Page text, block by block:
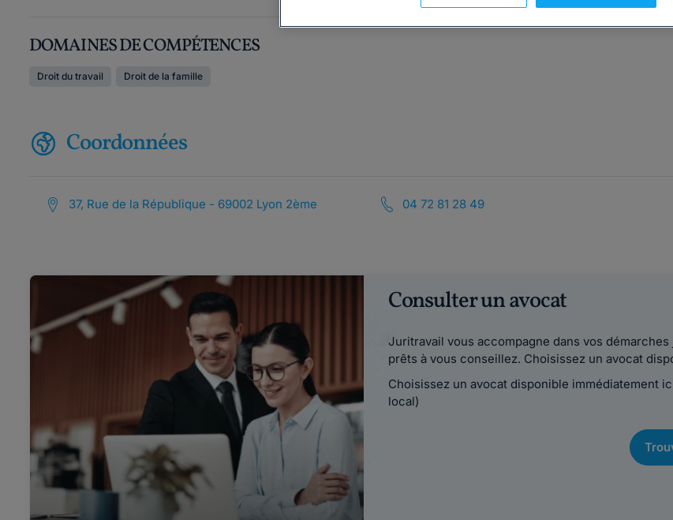
DOMAINES DE COMPÉTENCES
Droit du travail Droit de la famille
Coordonnées
37, Rue de la République - 69002 Lyon 2ème 04 72 81 28 49
Consulter un avocat
Juritravail vous accompagne dans vos
prêts à vous conseillez. Choisissez un avocat
Choisissez un avocat disponible immédiatement
local)